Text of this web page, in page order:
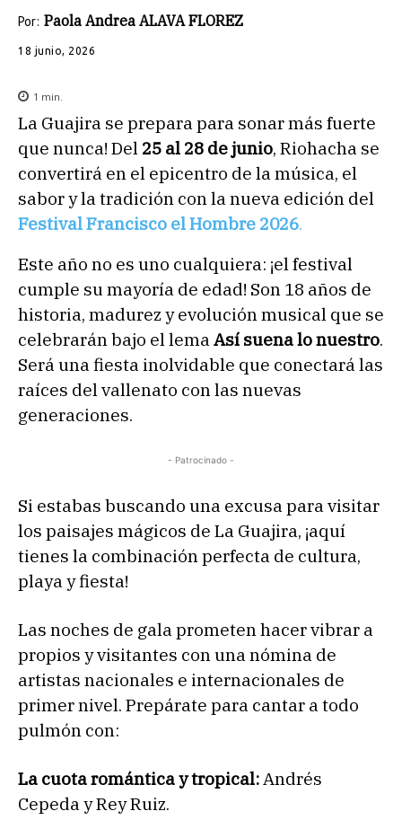
Por: Paola Andrea ALAVA FLOREZ
18 junio, 2026
1 min.
La Guajira se prepara para sonar más fuerte
que nunca! Del 25 al 28 de junio, Riohacha se
convertirá en el epicentro de la música, el
sabor y la tradición con la nueva edición del
Festival Francisco el Hombre 2026.
Este año no es uno cualquiera: ¡el festival
cumple su mayoría de edad! Son 18 años de
historia, madurez y evolución musical que se
celebrarán bajo el lemaAsí suena lo nuestro.
Será una fiesta inolvidable que conectará las
raíces del vallenato con las nuevas
generaciones.
- Patrocinado -
Si estabas buscando una excusa para visitar
los paisajes mágicos de La Guajira, ¡aquí
tienes la combinación perfecta de cultura,
playa y fiesta!
Las noches de gala prometen hacer vibrar a
propios y visitantes con una nómina de
artistas nacionales e internacionales de
primer nivel. Prepárate para cantar a todo
pulmón con:
La cuota romántica y tropical:Andrés
Cepeda y Rey Ruiz.